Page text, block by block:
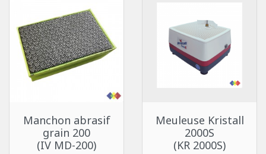
Manchon abrasif
grain 200
(IV MD-200)
Meuleuse Kristall
2000S
(KR 2000S)